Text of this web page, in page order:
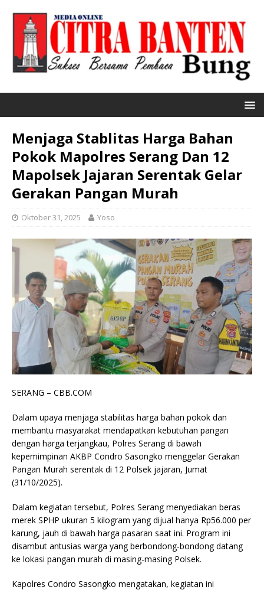
Menjaga Stablitas Harga Bahan
Pokok Mapolres Serang Dan 12
Mapolsek Jajaran Serentak Gelar
Gerakan Pangan Murah
Oktober 31, 2025 Yoso
SERANG – CBB.COM
Dalam upaya menjaga stabilitas harga bahan pokok dan
membantu masyarakat mendapatkan kebutuhan pangan
dengan harga terjangkau, Polres Serang di bawah
kepemimpinan AKBP Condro Sasongko menggelar Gerakan
Pangan Murah serentak di 12 Polsek jajaran, Jumat
(31/10/2025).
Dalam kegiatan tersebut, Polres Serang menyediakan beras
merek SPHP ukuran 5 kilogram yang dijual hanya Rp56.000 per
karung, jauh di bawah harga pasaran saat ini. Program ini
disambut antusias warga yang berbondong-bondong datang
ke lokasi pangan murah di masing-masing Polsek.
Kapolres Condro Sasongko mengatakan, kegiatan ini